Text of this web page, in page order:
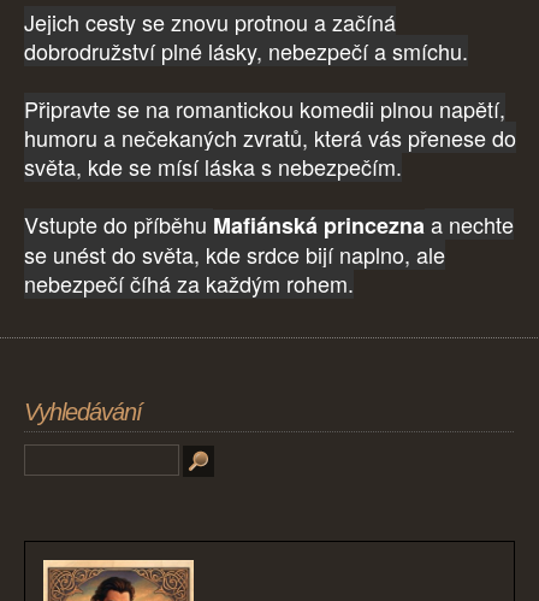
Jejich cesty se znovu protnou a začíná
dobrodružství plné lásky, nebezpečí a smíchu.
Připravte se na romantickou komedii plnou napětí,
humoru a nečekaných zvratů, která vás přenese do
světa, kde se mísí láska s nebezpečím.
Vstupte do příběhu Mafiánská princeznaa nechte
se unést do světa, kde srdce bijí naplno, ale
nebezpečí číhá za každým rohem.
Vyhledávání